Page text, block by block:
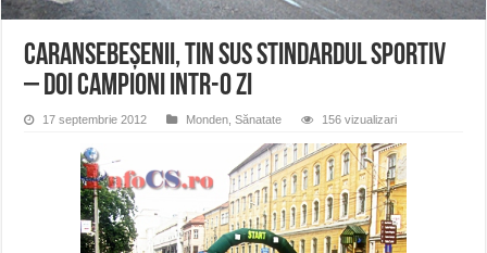
Caransebeşenii, tin sus stindardul sportiv
– doi campioni intr-o zi
17 septembrie 2012 Monden ,Sănatate 156 vizualizari